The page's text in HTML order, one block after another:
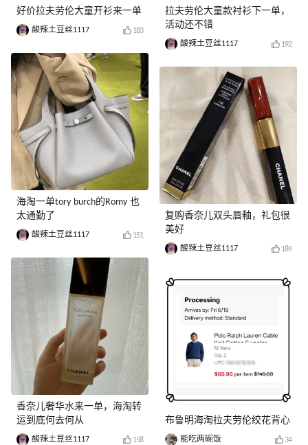
好价拉夫劳伦大童开衫来一单
酸辣土豆丝1117 183
海淘一单tory burch的Romy 也
太通勤了
酸辣土豆丝1117 151
香奈儿奢华水来一单，海淘转
运到底何去何从
酸辣土豆丝1117 158
拉夫劳伦大童款衬衫下一单，
活动还不错
酸辣土豆丝1117 192
复购香奈儿双头唇釉，礼包很
美好
酸辣土豆丝1117 189
布鲁明海淘拉夫劳伦绞花背心
能吃两碗饭 34